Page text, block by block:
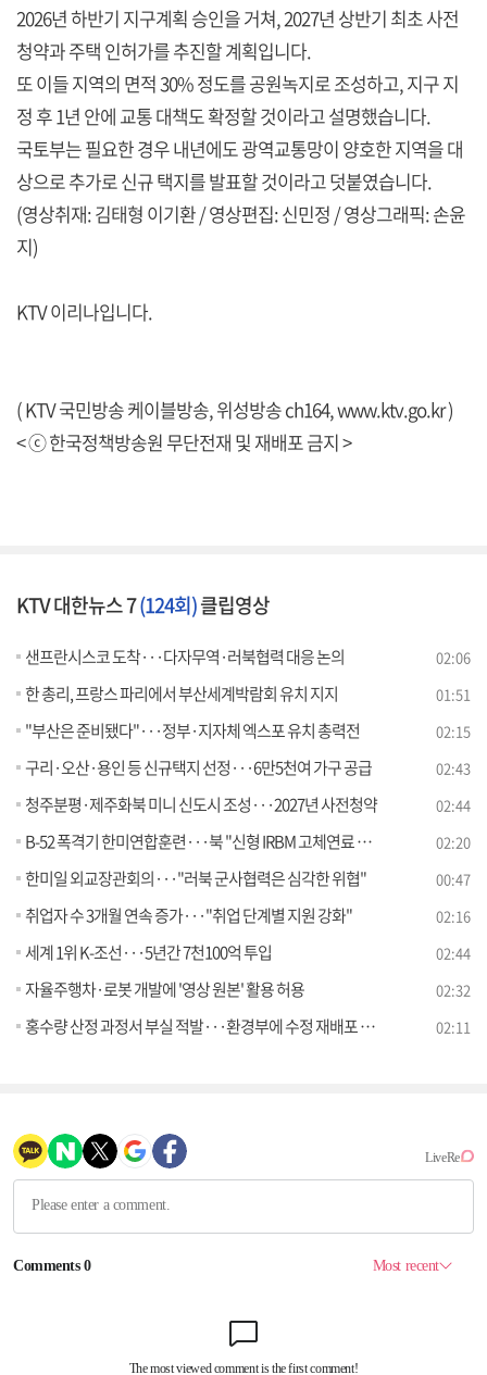
2026년 하반기 지구계획 승인을 거쳐, 2027년 상반기 최초 사전
청약과 주택 인허가를 추진할 계획입니다.
또 이들 지역의 면적 30% 정도를 공원녹지로 조성하고, 지구 지
정 후 1년 안에 교통 대책도 확정할 것이라고 설명했습니다.
국토부는 필요한 경우 내년에도 광역교통망이 양호한 지역을 대
상으로 추가로 신규 택지를 발표할 것이라고 덧붙였습니다.
(영상취재: 김태형 이기환 / 영상편집: 신민정 / 영상그래픽: 손윤
지)
KTV 이리나입니다.
( KTV 국민방송 케이블방송, 위성방송 ch164,www.ktv.go.kr)
< ⓒ 한국정책방송원 무단전재 및 재배포 금지 >
KTV 대한뉴스 7(124회)클립영상
샌프란시스코 도착···다자무역·러북협력 대응 논의 02:06
한 총리, 프랑스 파리에서 부산세계박람회 유치 지지 01:51
"부산은 준비됐다"···정부·지자체 엑스포 유치 총력전 02:15
구리·오산·용인 등 신규택지 선정···6만5천여 가구 공급 02:43
청주분평·제주화북 미니 신도시 조성···2027년 사전청약 02:44
B-52 폭격기 한미연합훈련···북 "신형 IRBM 고체연료 엔진 시험" 02:20
한미일 외교장관회의···"러북 군사협력은 심각한 위협" 00:47
취업자 수 3개월 연속 증가···"취업 단계별 지원 강화" 02:16
세계 1위 K-조선···5년간 7천100억 투입 02:44
자율주행차·로봇 개발에 '영상 원본' 활용 허용 02:32
홍수량 산정 과정서 부실 적발···환경부에 수정 재배포 통보 02:11